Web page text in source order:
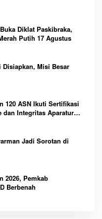
Diklat Paskibraka,
Putih 17 Agustus
Disiapkan, Misi Besar
120 ASN Ikuti Sertifikasi
dan Integritas Aparatur
Jadi Sorotan di
2026, Pemkab
Berbenah